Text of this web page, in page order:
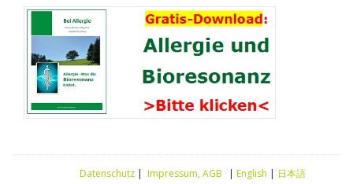
Datenschutz| Impressum, AGB | English | 日本語